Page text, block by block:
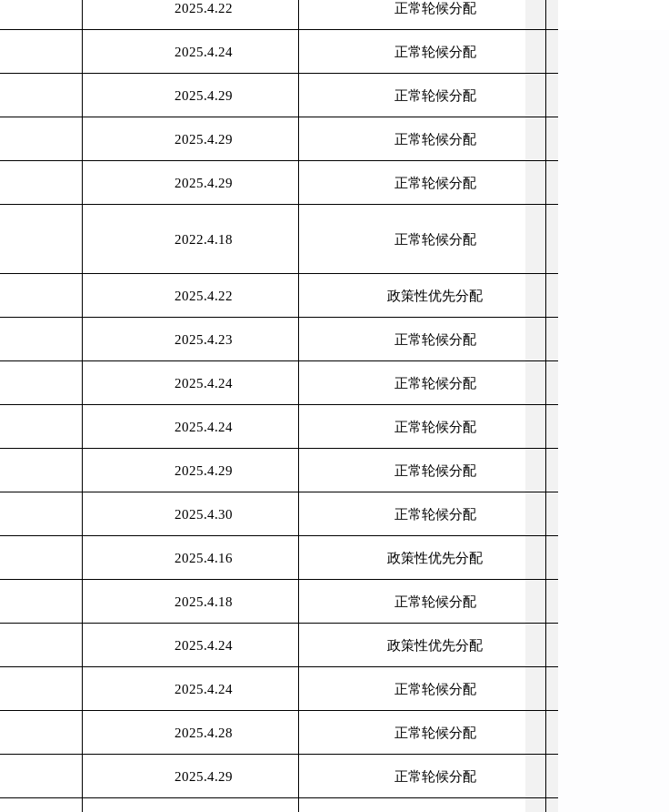
2025.4.22 正常轮候分配
2025.4.24 正常轮候分配
2025.4.29 正常轮候分配
2025.4.29 正常轮候分配
2025.4.29 正常轮候分配
2022.4.18 正常轮候分配
2025.4.22 政策性优先分配
2025.4.23 正常轮候分配
2025.4.24 正常轮候分配
2025.4.24 正常轮候分配
2025.4.29 正常轮候分配
2025.4.30 正常轮候分配
2025.4.16 政策性优先分配
2025.4.18 正常轮候分配
2025.4.24 政策性优先分配
2025.4.24 正常轮候分配
2025.4.28 正常轮候分配
2025.4.29 正常轮候分配